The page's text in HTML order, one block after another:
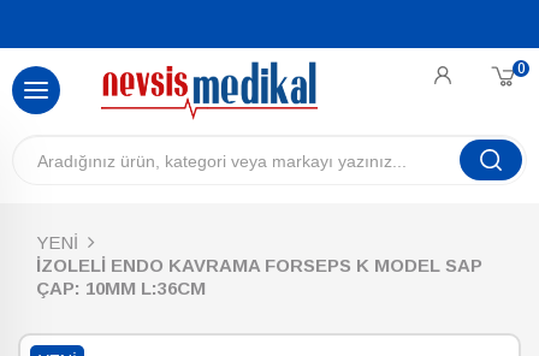
0
YENİ
İZOLELİ ENDO KAVRAMA FORSEPS K MODEL SAP
ÇAP: 10MM L:36CM